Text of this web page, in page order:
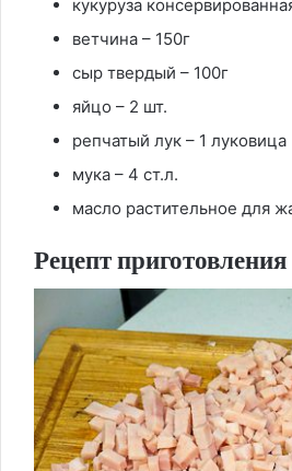
кукуруза
ветчина – 150г
сыр твердый – 100г
яйцо – 2 шт.
репчатый лук – 1 луковица
мука – 4 ст.л.
масло растительное для
Рецепт